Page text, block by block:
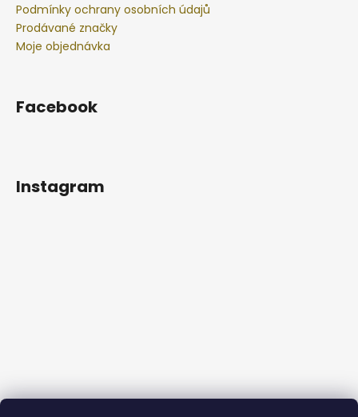
Podmínky ochrany osobních údajů
Prodávané značky
Moje objednávka
Facebook
Instagram